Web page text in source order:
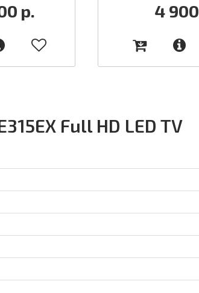
р. 4 900
Full HD LED TV